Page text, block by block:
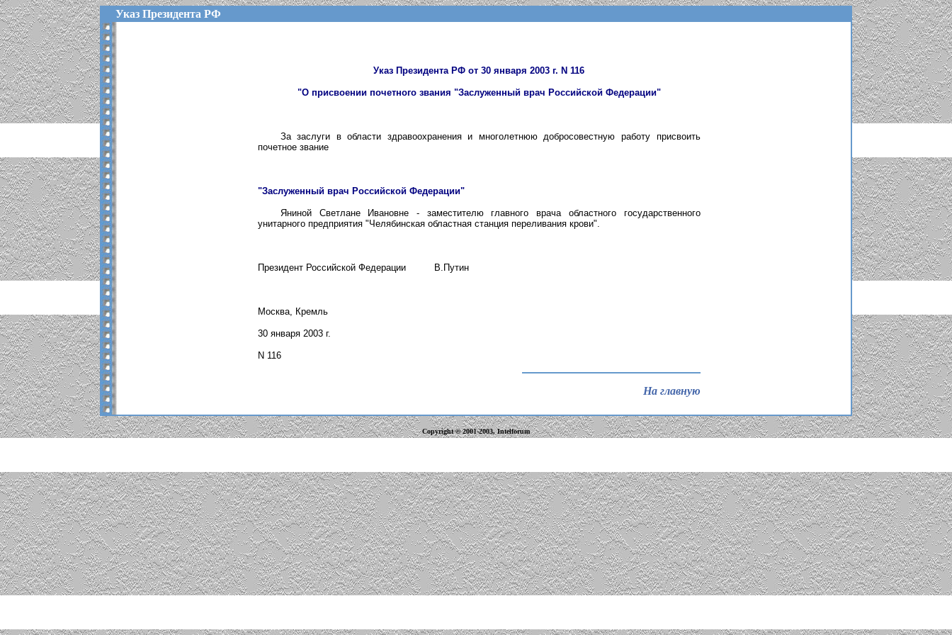
Указ Президента РФ
Указ Президента РФ от 30 января 2003 г. N 116
"О присвоении почетного звания "Заслуженный врач Российской Федерации"
За заслуги в области здравоохранения и многолетнюю добросовестную работу присвоить
почетное звание
"Заслуженный врач Российской Федерации"
Яниной Светлане Ивановне - заместителю главного врача областного государственного
унитарного предприятия "Челябинская областная станция переливания крови".
Президент Российской Федерации В.Путин
Москва, Кремль
30 января 2003 г.
N 116
На главную
Copyright © 2001-2003, Intelforum